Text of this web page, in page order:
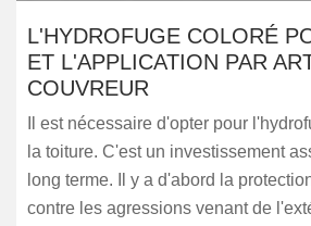
L'HYDROFUGE COLORÉ
ET L'APPLICATION PAR
COUVREUR
Il est nécessaire d'opter pour
la toiture. C'est un investissement
long terme. Il y a d'abord la
contre les agressions venant de